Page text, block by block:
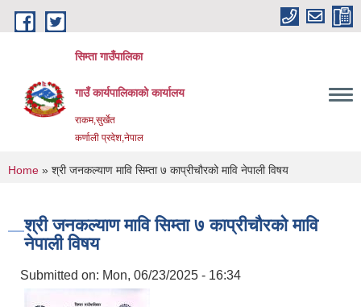
Skip to main content
सिम्ता गाउँपालिका
गाउँ कार्यपालिकाको कार्यालय
राकम,सुर्खेत
कर्णाली प्रदेश,नेपाल
You are here
Home » श्री जनकल्याण मावि सिम्ता ७ काप्रीचौरको मावि नेपाली विषय
श्री जनकल्याण मावि सिम्ता ७ काप्रीचौरको मावि
नेपाली विषय
Submitted on: Mon, 06/23/2025 - 16:34